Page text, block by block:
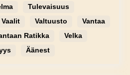
Tulevaisuus
Vaalit Valtuusto
Vantaa
Ratikka
Velka
Äänest